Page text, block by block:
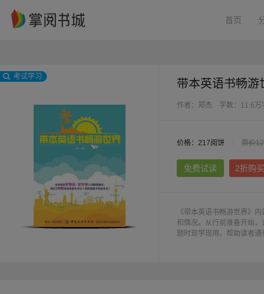
首页
考试学习
带本英语书畅游
作者：郑杰 字数：11.6万
价格：217阅饼 原价
免费试读 2折购买
《带本英语书畅游世界》
和情况。从行前准备开始
题时现学现用。帮助读者